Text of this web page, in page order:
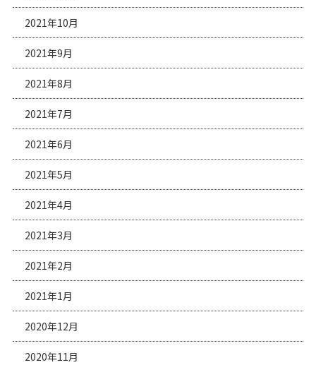
2021年10月
2021年9月
2021年8月
2021年7月
2021年6月
2021年5月
2021年4月
2021年3月
2021年2月
2021年1月
2020年12月
2020年11月